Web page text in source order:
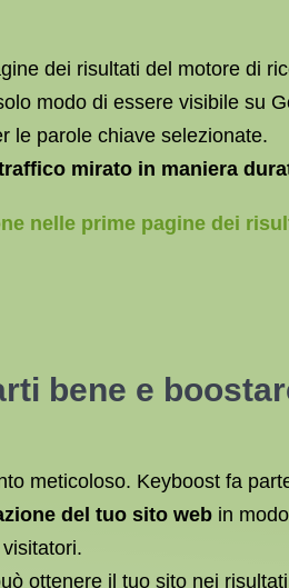
dei risultati del motore di
modo di essere visibile su
le parole chiave selezionate.
mirato in maniera
nelle prime pagine dei
bene e
meticoloso. Keyboost fa
del tuo sito web in
ottenere il tuo sito nei